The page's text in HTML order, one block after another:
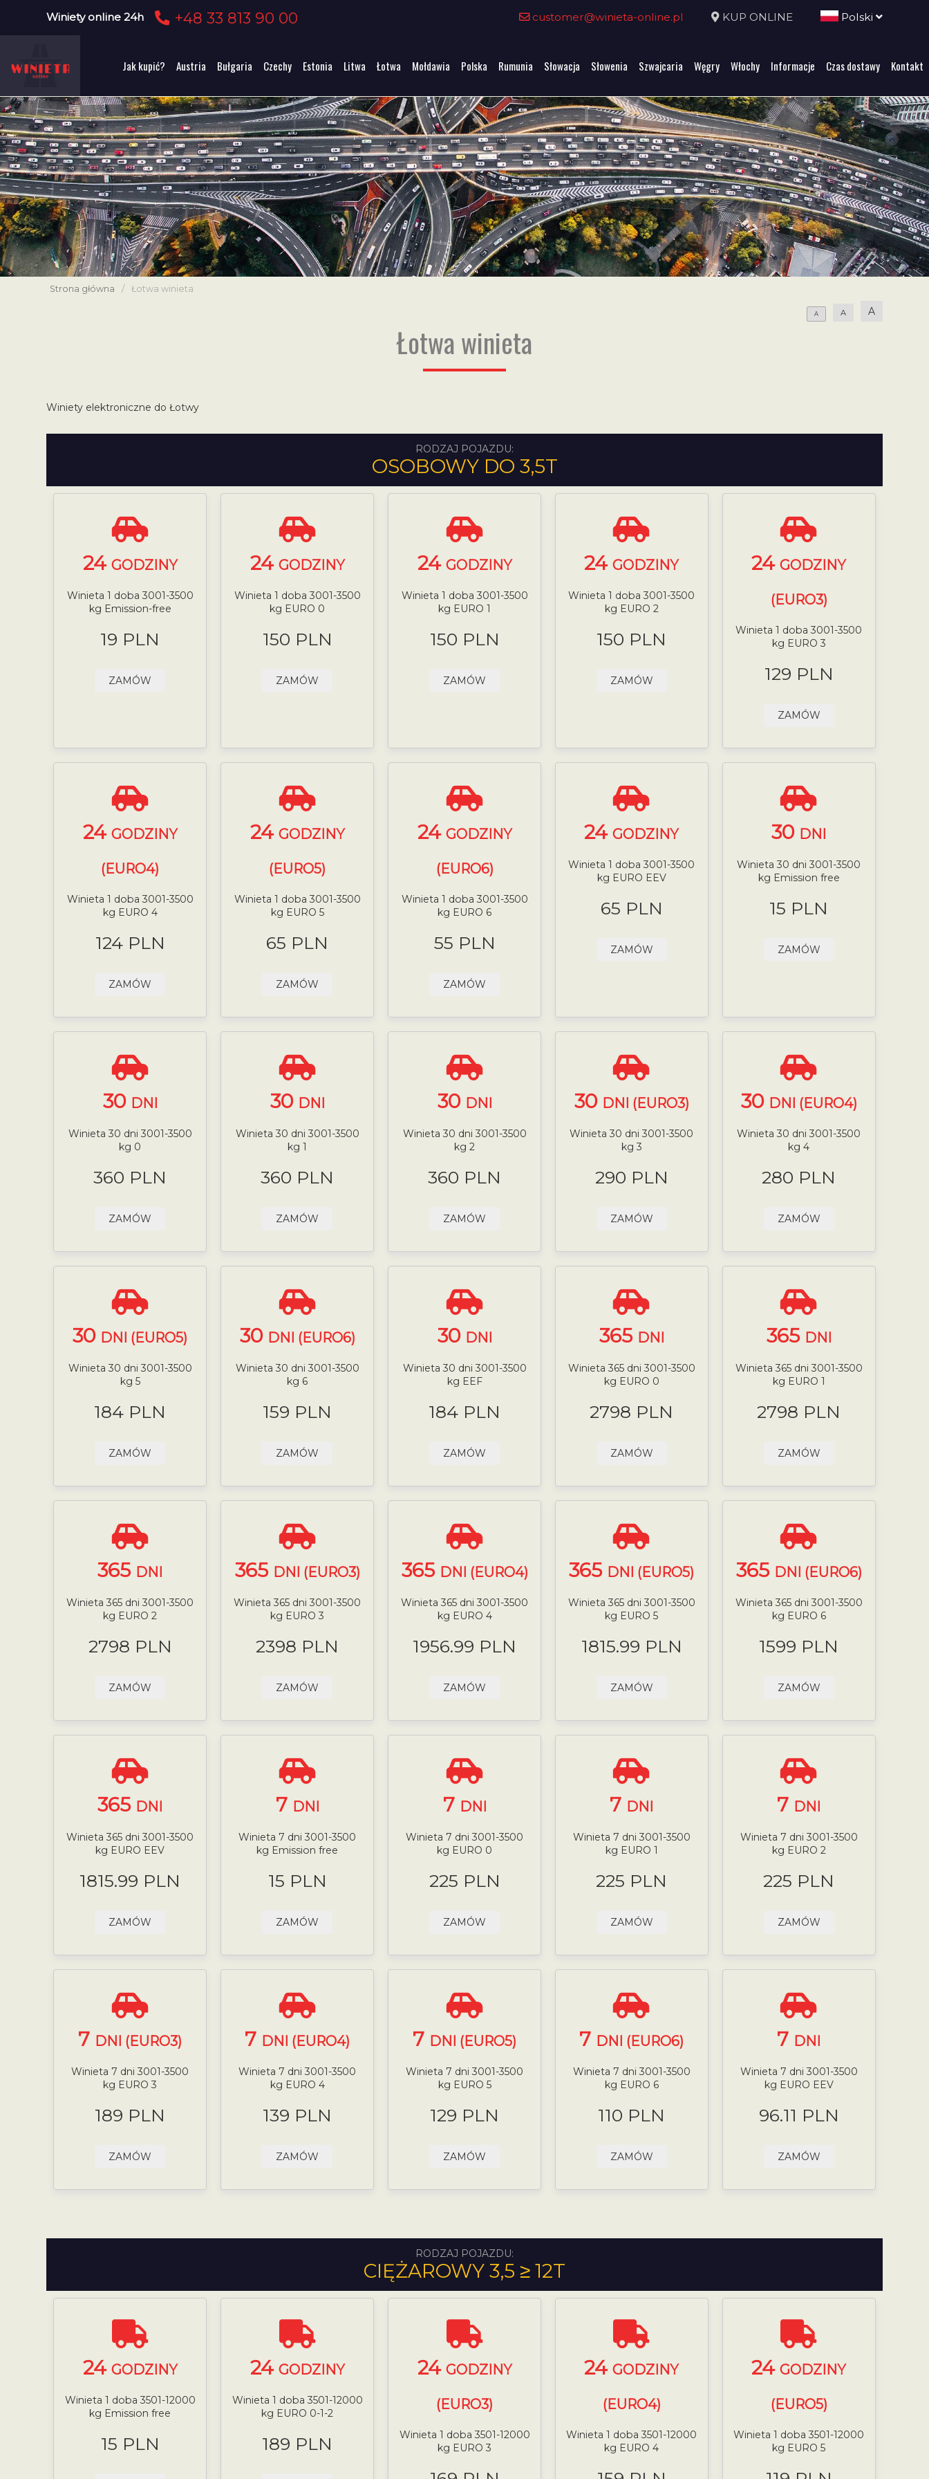
Winiety online 24h +48 33 813 90 00 customer@winieta-online.pl KUP ONLINE Polski
Jak kupić? Austria Bułgaria Czechy Estonia Litwa Łotwa Mołdawia Polska Rumunia Słowacja Słowenia Szwajcaria Węgry Włochy Informacje Czas dostawy Kontakt
Strona główna / Łotwa winieta
A A A
Łotwa winieta
Winiety elektroniczne do Łotwy
RODZAJ POJAZDU:
OSOBOWY DO 3,5T
24 GODZINY
Winieta 1 doba 3001-3500
kg Emission-free
19 PLN
ZAMÓW
24 GODZINY
Winieta 1 doba 3001-3500
kg EURO 0
150 PLN
ZAMÓW
24 GODZINY
Winieta 1 doba 3001-3500
kg EURO 1
150 PLN
ZAMÓW
24GODZINY
Winieta 1 doba 3001-3500
kg EURO 2
150 PLN
ZAMÓW
24GODZINY
(EURO3)
Winieta 1 doba 3001-3500
kg EURO 3
129 PLN
ZAMÓW
24 GODZINY
(EURO4)
Winieta 1 doba 3001-3500
kg EURO 4
124 PLN
ZAMÓW
24 GODZINY
(EURO5)
Winieta 1 doba 3001-3500
kg EURO 5
65 PLN
ZAMÓW
24 GODZINY
(EURO6)
Winieta 1 doba 3001-3500
kg EURO 6
55 PLN
ZAMÓW
24GODZINY
Winieta 1 doba 3001-3500
kg EURO EEV
65 PLN
ZAMÓW
30 DNI
Winieta 30 dni 3001-3500
kg Emission free
15 PLN
ZAMÓW
30 DNI
Winieta 30 dni 3001-3500
kg 0
360 PLN
ZAMÓW
30 DNI
Winieta 30 dni 3001-3500
kg 1
360 PLN
ZAMÓW
30 DNI
Winieta 30 dni 3001-3500
kg 2
360 PLN
ZAMÓW
30 DNI (EURO3)
Winieta 30 dni 3001-3500
kg 3
290 PLN
ZAMÓW
30 DNI (EURO4)
Winieta 30 dni 3001-3500
kg 4
280 PLN
ZAMÓW
30 DNI (EURO5)
Winieta 30 dni 3001-3500
kg 5
184 PLN
ZAMÓW
30 DNI (EURO6)
Winieta 30 dni 3001-3500
kg 6
159 PLN
ZAMÓW
30 DNI
Winieta 30 dni 3001-3500
kg EEF
184 PLN
ZAMÓW
365 DNI
Winieta 365 dni 3001-3500
kg EURO 0
2798 PLN
ZAMÓW
365 DNI
Winieta 365 dni 3001-3500
kg EURO 1
2798 PLN
ZAMÓW
365 DNI
Winieta 365 dni 3001-3500
kg EURO 2
2798 PLN
ZAMÓW
365 DNI (EURO3)
Winieta 365 dni 3001-3500
kg EURO 3
2398 PLN
ZAMÓW
365 DNI (EURO4)
Winieta 365 dni 3001-3500
kg EURO 4
1956.99 PLN
ZAMÓW
365 DNI (EURO5)
Winieta 365 dni 3001-3500
kg EURO 5
1815.99 PLN
ZAMÓW
365 DNI (EURO6)
Winieta 365 dni 3001-3500
kg EURO 6
1599 PLN
ZAMÓW
365 DNI
Winieta 365 dni 3001-3500
kg EURO EEV
1815.99 PLN
ZAMÓW
7 DNI
Winieta 7 dni 3001-3500
kg Emission free
15 PLN
ZAMÓW
7 DNI
Winieta 7 dni 3001-3500
kg EURO 0
225 PLN
ZAMÓW
7 DNI
Winieta 7 dni 3001-3500
kg EURO 1
225 PLN
ZAMÓW
7 DNI
Winieta 7 dni 3001-3500
kg EURO 2
225 PLN
ZAMÓW
7 DNI (EURO3)
Winieta 7 dni 3001-3500
kg EURO 3
189 PLN
ZAMÓW
7 DNI (EURO4)
Winieta 7 dni 3001-3500
kg EURO 4
139 PLN
ZAMÓW
7 DNI (EURO5)
Winieta 7 dni 3001-3500
kg EURO 5
129 PLN
ZAMÓW
7 DNI (EURO6)
Winieta 7 dni 3001-3500
kg EURO 6
110 PLN
ZAMÓW
7 DNI
Winieta 7 dni 3001-3500
kg EURO EEV
96.11 PLN
ZAMÓW
RODZAJ POJAZDU:
CIĘŻAROWY 3,5 ≥ 12T
24 GODZINY
Winieta 1 doba 3501-12000
kg Emission free
15 PLN
24 GODZINY
Winieta 1 doba 3501-12000
kg EURO 0-1-2
189 PLN
24 GODZINY
(EURO3)
Winieta 1 doba 3501-12000
kg EURO 3
24GODZINY
(EURO4)
Winieta 1 doba 3501-12000
kg EURO 4
24GODZINY
(EURO5)
Winieta 1 doba 3501-12000
kg EURO 5